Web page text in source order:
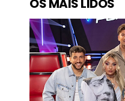
OS MAIS LIDOS